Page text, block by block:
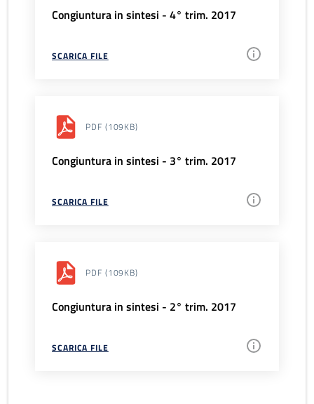
Congiuntura in sintesi - 4° trim. 2017
SCARICA FILE
PDF (109KB)
Congiuntura in sintesi - 3° trim. 2017
SCARICA FILE
PDF (109KB)
Congiuntura in sintesi - 2° trim. 2017
SCARICA FILE